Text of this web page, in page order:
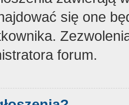
się one
forum.